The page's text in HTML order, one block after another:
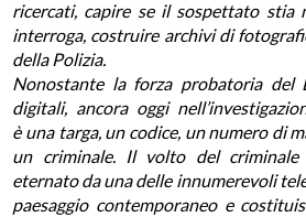
ricercati, capire se il sospettato stia
interroga, costruire archivi di
della Polizia.
Nonostante la forza probatoria del
digitali, ancora oggi
è una targa, un codice, un numero di
un criminale. Il volto del criminale
eternato da una delle innumerevoli
paesaggio contemporaneo e